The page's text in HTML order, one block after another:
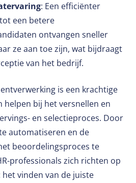
: Een efficiënter
een betere
ontvangen sneller
ze aan toe zijn, wat bijdraagt
van het bedrijf.
is een krachtige
helpen bij het versnellen en
en selectieproces. Door
automatiseren en de
beoordelingsproces te
professionals zich richten op
vinden van de juiste